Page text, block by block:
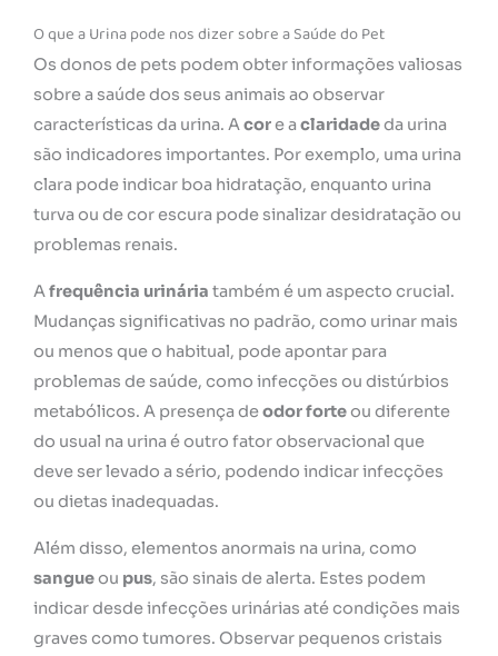
O que a Urina pode nos dizer sobre a Saúde do Pet
Os donos de pets podem obter informações valiosas
sobre a saúde dos seus animais ao observar
características da urina. Acore a claridadeda urina
são indicadores importantes. Por exemplo, uma urina
clara pode indicar boa hidratação, enquanto urina
turva ou de cor escura pode sinalizar desidratação ou
problemas renais.
Afrequência urinária também é um aspecto crucial.
Mudanças significativas no padrão, como urinar mais
ou menos que o habitual, pode apontar para
problemas de saúde, como infecções ou distúrbios
metabólicos. A presença deodor forteou diferente
do usual na urina é outro fator observacional que
deve ser levado a sério, podendo indicar infecções
ou dietas inadequadas.
Além disso, elementos anormais na urina, como
sangueou pus, são sinais de alerta. Estes podem
indicar desde infecções urinárias até condições mais
graves como tumores. Observar pequenos cristais